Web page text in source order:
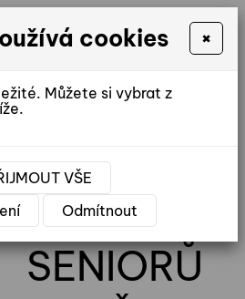
reditel@ddhorice.cz
DOMOV
SENIORŮ
cookies ×
Můžete si vybrat z
VŠE
Odmítnout